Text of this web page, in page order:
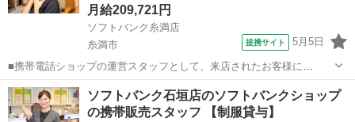
月給209,721円
ソフトバンク糸満店
糸満市
提携サイト 5月5日
■携帯電話ショップの運営スタッフとして、来店されたお客様に
Android、iPhone、iPadなどの端末及びプランを提案します。 最初は
緊張するかもしれませんが、「お客様のお役に立ちたい」というお気
持ちがあれば大丈夫です。...
沖縄 糸満市 その他
ソフトバンク石垣店のソフトバンクショップ
の携帯販売スタッフ 【制服貸与】